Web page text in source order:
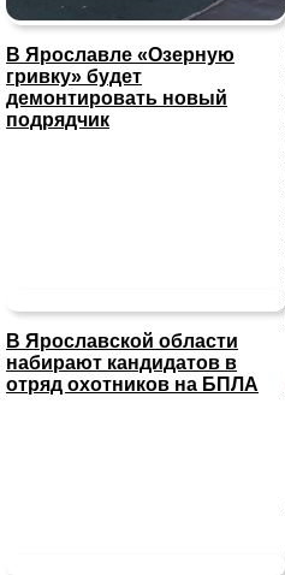
В Ярославле «Озерную
гривку» будет
демонтировать новый
подрядчик
В Ярославской области
набирают кандидатов в
отряд охотников на БПЛА